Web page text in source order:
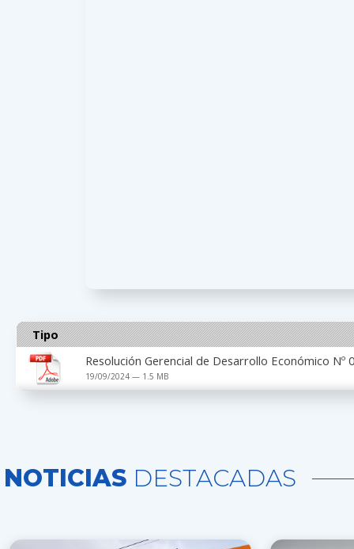
Tipo
Resolución Gerencial de Desarrollo Económico Nº
19/09/2024 — 1.5 MB
NOTICIAS DESTACADAS